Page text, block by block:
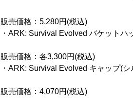
販売価格：5,280円(税込)
・ARK: Survival Evolved バケットハ
販売価格：各3,300円(税込)
・ARK: Survival Evolved キャップ(
販売価格：4,070円(税込)